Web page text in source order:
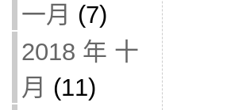
一月 (7)
2018 年 十
月 (11)